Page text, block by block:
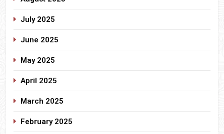
July 2025
June 2025
May 2025
April 2025
March 2025
February 2025